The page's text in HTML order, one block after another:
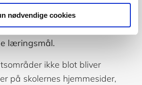
nødvendige cookies
i formuleringen
læringsmål.
ikke blot bliver
på skolernes hjemmesider,